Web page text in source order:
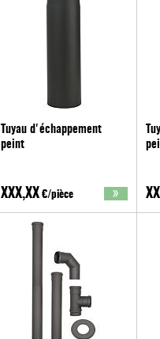
Tuyau d'échappement
peint
XXX,XX €/pièce